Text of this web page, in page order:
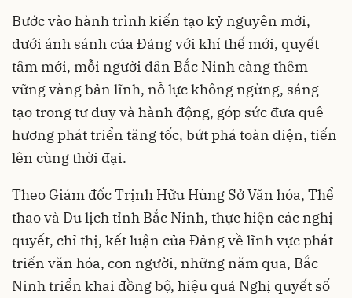
Bước vào hành trình kiến tạo kỷ nguyên mới,
dưới ánh sánh của Đảng với khí thế mới, quyết
tâm mới, mỗi người dân Bắc Ninh càng thêm
vững vàng bản lĩnh, nỗ lực không ngừng, sáng
tạo trong tư duy và hành động, góp sức đưa quê
hương phát triển tăng tốc, bứt phá toàn diện, tiến
lên cùng thời đại.
Theo Giám đốc Trịnh Hữu Hùng Sở Văn hóa, Thể
thao và Du lịch tỉnh Bắc Ninh, thực hiện các nghị
quyết, chỉ thị, kết luận của Đảng về lĩnh vực phát
triển văn hóa, con người, những năm qua, Bắc
Ninh triển khai đồng bộ, hiệu quả Nghị quyết số